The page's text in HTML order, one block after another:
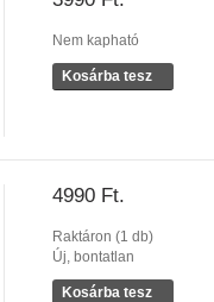
Nem kapható
Kosárba tesz
4990 Ft.
Raktáron (1 db)
Új, bontatlan
Kosárba tesz